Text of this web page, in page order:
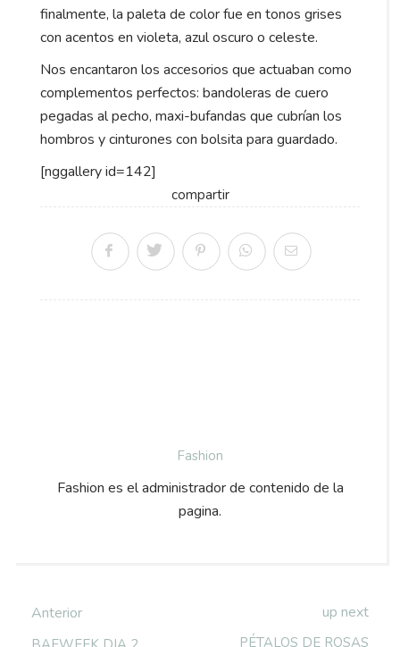
finalmente, la paleta de color fue en tonos grises
con acentos en violeta, azul oscuro o celeste.
Nos encantaron los accesorios que actuaban como
complementos perfectos: bandoleras de cuero
pegadas al pecho, maxi-bufandas que cubrían los
hombros y cinturones con bolsita para guardado.
[nggallery id=142]
compartir
Fashion
Fashion es el administrador de contenido de la
pagina.
Anterior up next
PÉTALOS DE ROSAS